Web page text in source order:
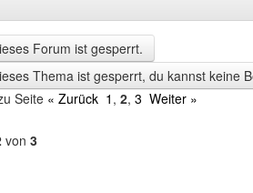
Forum ist gesperrt.
Thema ist gesperrt, du kannst keine
Seite « Zurück 1 , 2, 3 Weiter »
von 3